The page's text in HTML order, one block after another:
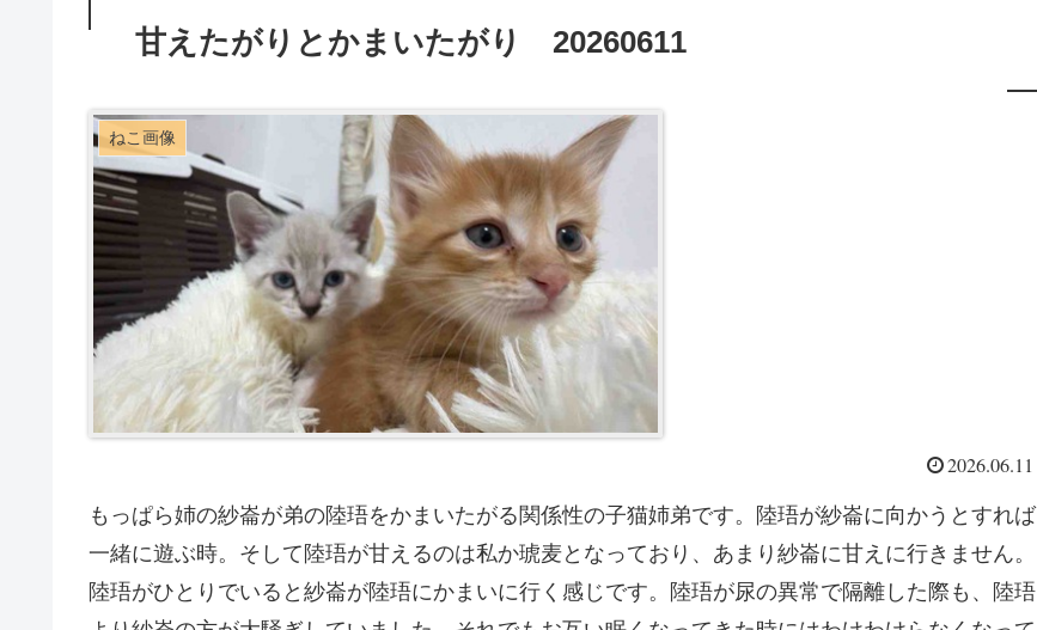
甘えたがりとかまいたがり 20260611
ねこ画像
2026.06.11
もっぱら姉の紗崙が弟の陸珸をかまいたがる関係性の子猫姉弟です。陸珸が紗崙に向かうとすれば
一緒に遊ぶ時。そして陸珸が甘えるのは私か琥麦となっており、あまり紗崙に甘えに行きません。
陸珸がひとりでいると紗崙が陸珸にかまいに行く感じです。陸珸が尿の異常で隔離した際も、陸珸